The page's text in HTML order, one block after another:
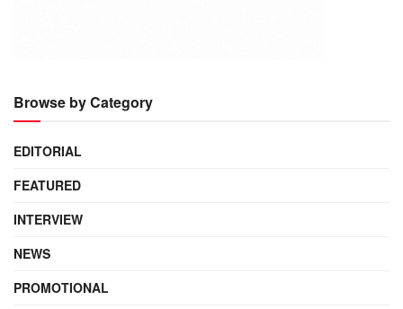
Browse by Category
EDITORIAL
FEATURED
INTERVIEW
NEWS
PROMOTIONAL